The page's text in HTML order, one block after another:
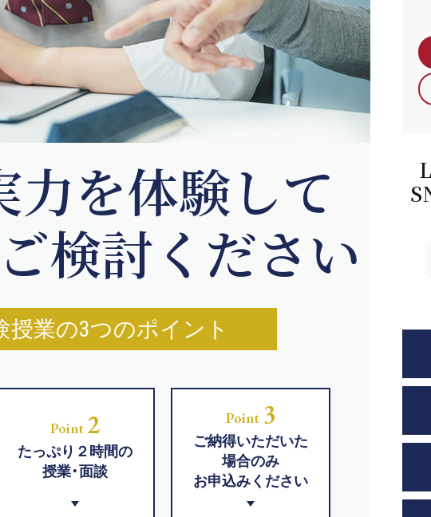
力を体験して
検討ください
授業の3つのポイント
Point 2
たっぷり２時間の
授業・面談
Point 3
ご納得いただいた
場合のみ
お申込みください